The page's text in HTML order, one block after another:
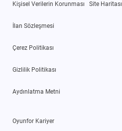
Kişisel Verilerin Korunması
İlan Sözleşmesi
Çerez Politikası
Gizlilik Politikası
Aydınlatma Metni
Site Haritası
Oyunfor Kariyer